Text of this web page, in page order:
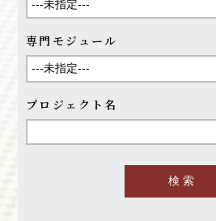
専門モジュール
プロジェクト名